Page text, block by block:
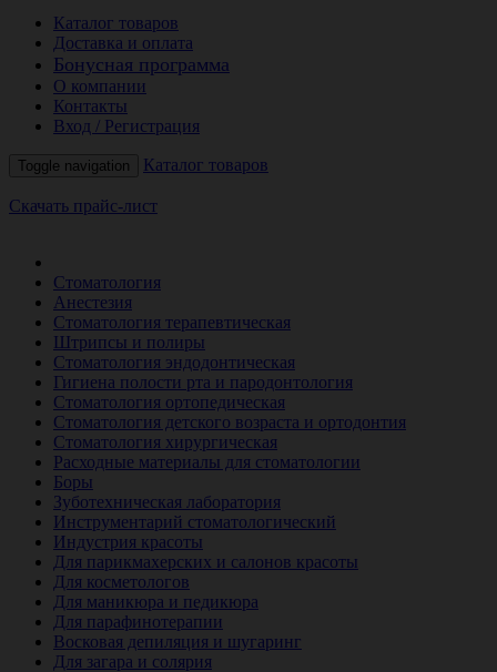
Каталог товаров
Доставка и оплата
Бонусная программа
О компании
Контакты
Вход / Регистрация
Toggle navigation Каталог товаров
Скачать прайс-лист
Стоматология
Анестезия
Стоматология терапевтическая
Штрипсы и полиры
Стоматология эндодонтическая
Гигиена полости рта и пародонтология
Стоматология ортопедическая
Стоматология детского возраста и ортодонтия
Стоматология хирургическая
Расходные материалы для стоматологии
Боры
Зуботехническая лаборатория
Инструментарий стоматологический
Индустрия красоты
Для парикмахерских и салонов красоты
Для косметологов
Для маникюра и педикюра
Для парафинотерапии
Восковая депиляция и шугаринг
Для загара и солярия